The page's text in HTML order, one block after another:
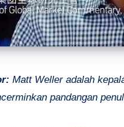
Matt Weller adalah
pandangan